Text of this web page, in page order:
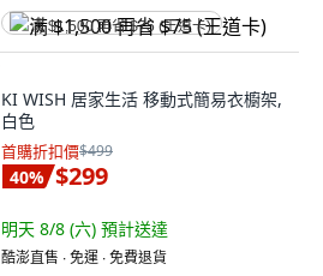
满 $1,500 再省 $75 (王道卡)
KI WISH 居家生活 移動式簡易衣櫥架,
白色
首購折扣價$499
40% $299
明天 8/8 (六) 預計送達
酷澎直售 ∙ 免運 ∙ 免費退貨